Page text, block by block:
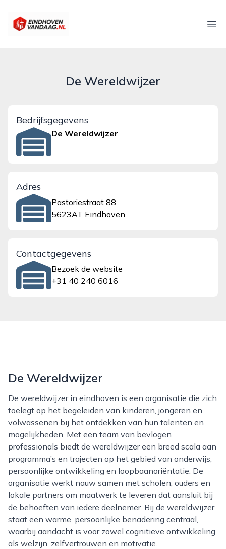
eindhovenvandaag.nl
De Wereldwijzer
Bedrijfsgegevens
De Wereldwijzer
Adres
Pastoriestraat 88
5623AT Eindhoven
Contactgegevens
Bezoek de website
+31 40 240 6016
De Wereldwijzer
De wereldwijzer in eindhoven is een organisatie die zich
toelegt op het begeleiden van kinderen, jongeren en
volwassenen bij het ontdekken van hun talenten en
mogelijkheden. Met een team van bevlogen
professionals biedt de wereldwijzer een breed scala aan
programma’s en trajecten op het gebied van onderwijs,
persoonlijke ontwikkeling en loopbaanoriëntatie. De
organisatie werkt nauw samen met scholen, ouders en
lokale partners om maatwerk te leveren dat aansluit bij
de behoeften van iedere deelnemer. Bij de wereldwijzer
staat een warme, persoonlijke benadering centraal,
waarbij aandacht is voor zowel cognitieve ontwikkeling
als welzijn, zelfvertrouwen en motivatie.